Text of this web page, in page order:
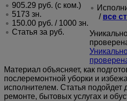
905.29 руб. (с ком.)
5173 зн.
150.00 руб. / 1000 зн.
Статья за руб.
/ все
Материал объясняет, как
послеремонтной уборки и
исполнителем. Статья подойдет
ремонте, бытовых услугах и